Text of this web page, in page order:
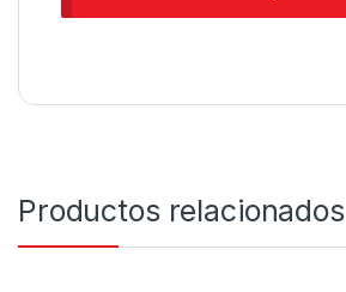
Productos relacionados